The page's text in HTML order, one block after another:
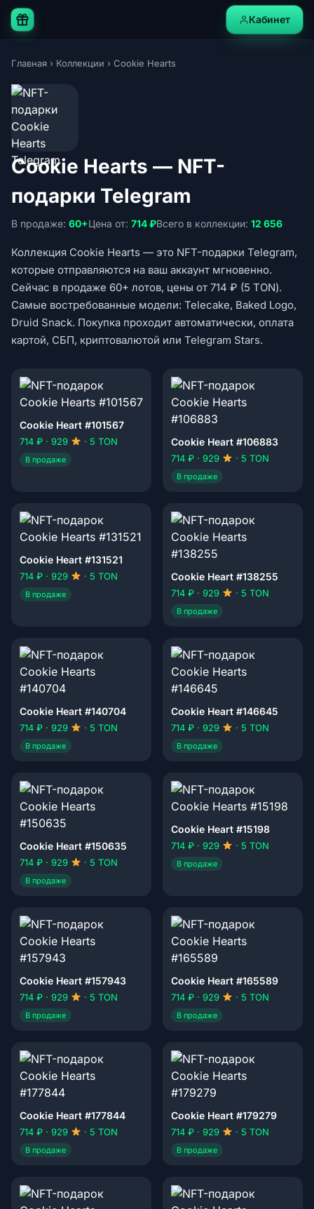
Кабинет
Главная › Коллекции › Cookie Hearts
Cookie Hearts — NFT-
подарки Telegram
В продаже: 60+Цена от: 714 ₽Всего в коллекции: 12 656
Коллекция Cookie Hearts — это NFT-подарки Telegram,
которые отправляются на ваш аккаунт мгновенно.
Сейчас в продаже 60+ лотов, цены от 714 ₽ (5 TON).
Самые востребованные модели: Telecake, Baked Logo,
Druid Snack. Покупка проходит автоматически, оплата
картой, СБП, криптовалютой или Telegram Stars.
Cookie Heart #101567
714 ₽ · 929 · 5 TON
В продаже
Cookie Heart #106883
714 ₽ · 929 · 5 TON
В продаже
Cookie Heart #131521
714 ₽ · 929 · 5 TON
В продаже
Cookie Heart #138255
714 ₽ · 929 · 5 TON
В продаже
Cookie Heart #140704
714 ₽ · 929 · 5 TON
В продаже
Cookie Heart #146645
714 ₽ · 929 · 5 TON
В продаже
Cookie Heart #150635
714 ₽ · 929 · 5 TON
В продаже
Cookie Heart #15198
714 ₽ · 929 · 5 TON
В продаже
Cookie Heart #157943
714 ₽ · 929 · 5 TON
В продаже
Cookie Heart #165589
714 ₽ · 929 · 5 TON
В продаже
Cookie Heart #177844
714 ₽ · 929 · 5 TON
В продаже
Cookie Heart #179279
714 ₽ · 929 · 5 TON
В продаже